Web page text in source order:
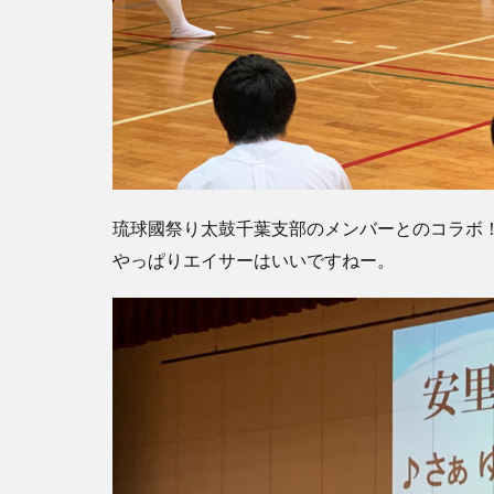
琉球國祭り太鼓千葉支部のメンバーとのコラボ
やっぱりエイサーはいいですねー。